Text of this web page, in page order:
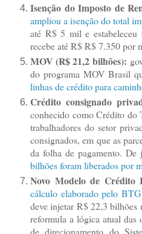
Isenção do Imposto de
ampliou a isenção do total
até R$ 5 mil e estabeleceu
recebe até R$ R$ 7.350 por
MOV (R$ 21,2 bilhões):
do programa MOV Brasil
linhas de crédito para
Crédito consignado
conhecido como Crédito do
trabalhadores do setor
consignados, em que as
da folha de pagamento.
bilhões foram liberados por
Novo Modelo de Crédito
cálculo elaborado pelo
deve injetar R$ 22,3
reformula a lógica atual das
de direcionamento do